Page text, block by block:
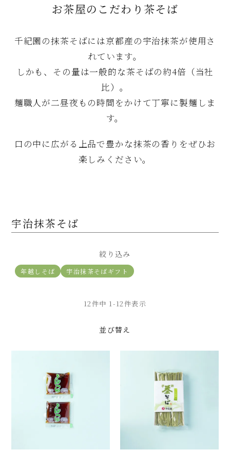
お茶屋のこだわり茶そば
千紀園の抹茶そばには京都産の宇治抹茶が使用さ
れています。
しかも、その量は一般的な茶そばの約4倍（当社
比）。
麺職人が二昼夜もの時間をかけて丁寧に製麺しま
す。
口の中に広がる上品で豊かな抹茶の香りをぜひお
楽しみください。
宇治抹茶そば
絞り込み
年越しそば 宇治抹茶そばギフト
並び替え
12件中 1-12件表示